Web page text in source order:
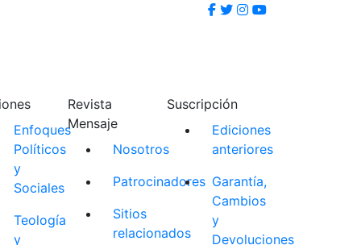
Enfoques
Políticos
y
Sociales
Teología
y
Revista
Mensaje
Nosotros
Patrocinadores
Sitios
relacionados
Suscripción
Ediciones
anteriores
Garantía,
Cambios
y
Devoluciones